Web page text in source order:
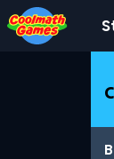
Skip
to
Top
Skip
to
Navigation
Skip
to
Main
Skip
to
Footer
Salta
al
contenuto